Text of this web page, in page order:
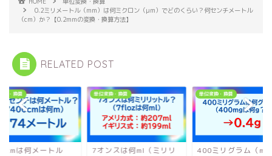
0.2ミリメートル（mm）は何ミクロン（μm）でどのくらい？何センチメートル
（cm）か？【0.2mmの変換・換算方法】
RELATED POST
換・換算
は何メートル
単位変換・換算
7オンスは何ml（ミリリ
単位変換・換算
400ミリグラム（mg